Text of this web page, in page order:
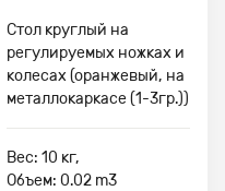
Стол круглый на
регулируемых ножках и
колесах (оранжевый, на
металлокаркасе (1-3гр.))
Вес: 10 кг,
Объем: 0.02 m3